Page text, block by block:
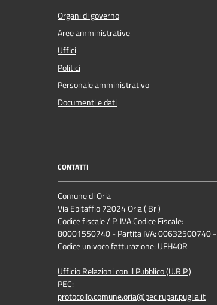
Organi di governo
Aree amministrative
Uffici
Politici
Personale amministrativo
Documenti e dati
CONTATTI
Comune di Oria
Via Epitaffio 72024 Oria ( Br )
Codice fiscale / P. IVA:Codice Fiscale:
80001550740 - Partita IVA: 00632500740 -
Codice univoco fatturazione: UFH40R
Ufficio Relazioni con il Pubblico (U.R.P.)
PEC:
protocollo.comune.oria@pec.rupar.puglia.it